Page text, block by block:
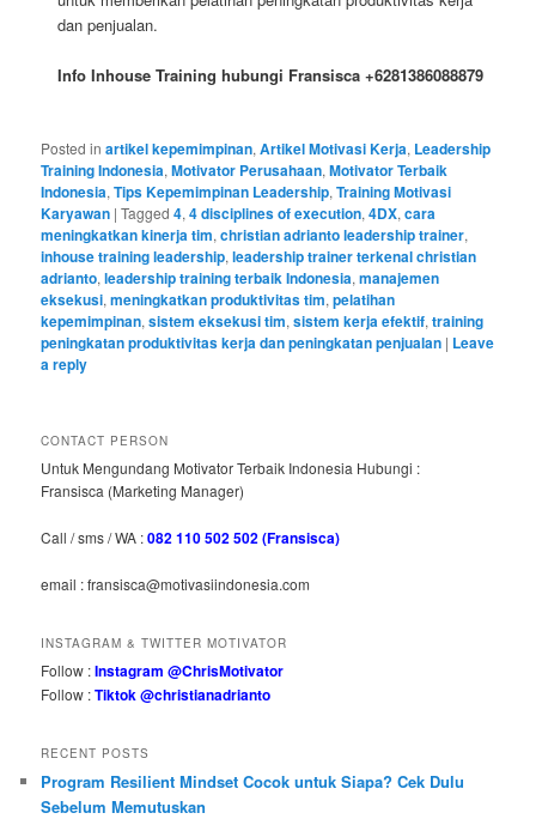
dan penjualan.
Info Inhouse Training hubungi Fransisca +6281386088879
Posted in artikel kepemimpinan,Artikel Motivasi Kerja, Leadership
Training Indonesia,Motivator Perusahaan,Motivator Terbaik
Indonesia,Tips Kepemimpinan Leadership,Training Motivasi
Karyawan |Tagged 4,4 disciplines of execution,4DX,cara
meningkatkan kinerja tim,christian adrianto leadership trainer,
inhouse training leadership,leadership trainer terkenal christian
adrianto,leadership training terbaik Indonesia,manajemen
eksekusi,meningkatkan produktivitas tim,pelatihan
kepemimpinan,sistem eksekusi tim,sistem kerja efektif,training
peningkatan produktivitas kerja dan peningkatan penjualan | Leave
a reply
CONTACT PERSON
Untuk Mengundang Motivator Terbaik Indonesia Hubungi :
Fransisca (Marketing Manager)
Call / sms / WA :082 110 502 502 (Fransisca)
email : fransisca@motivasiindonesia.com
INSTAGRAM & TWITTER MOTIVATOR
Follow :Instagram @ChrisMotivator
Follow :Tiktok @christianadrianto
RECENT POSTS
Program Resilient Mindset Cocok untuk Siapa? Cek Dulu
Sebelum Memutuskan